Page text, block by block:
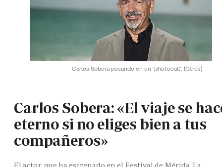
Carlos Sobera posando en un 'photocall'. (Gtres)
Carlos Sobera: «El viaje se
eterno si no eliges bien a tus
compañeros»
El actor, que ha estrenado en el Festival de Mérida 'La